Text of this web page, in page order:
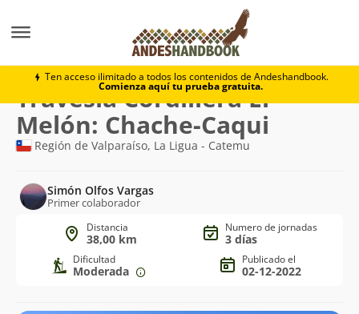
Ten acceso ilimitado a todos los contenidos de Andeshandbook.
Comienza aquí tu prueba gratuita.
Travesía Cordillera El Melón: Chache-Caqui
Ruta
de
trekking
Travesía Cordillera El
Melón: Chache-Caqui
Región de Valparaíso, La Ligua - Catemu
Simón Olfos Vargas
Primer colaborador
Distancia
38,00 km
Numero de jornadas
3 días
Dificultad
Moderada
Publicado el
02-12-2022